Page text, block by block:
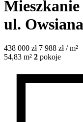
ul. Owsiana
438 000 zł 7 988 zł / m²
54,83 m² 2 pokoje